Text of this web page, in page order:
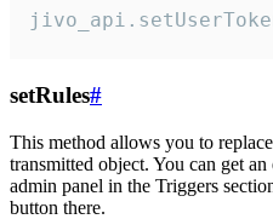
setRules#
This method allows you to
transmitted object. You can get
admin panel in the Triggers
button there.